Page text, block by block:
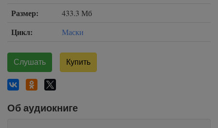
Размер: 433.3 Мб
Цикл: Маски
Слушать Купить
Об аудиокниге